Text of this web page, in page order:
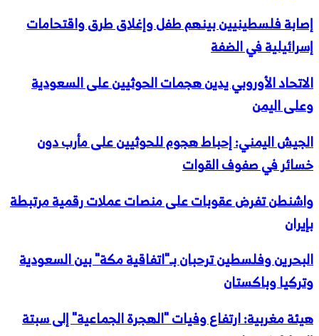
إصابة فلسطينيين بينهم طفل وإغلاق طرق واقتحامات
إسرائيلية في الضفة
الاتحاد الأوروبي يدين هجمات الحوثيين على السعودية
وعلى اليمن
الجيش اليمني: إحباط هجوم للحوثيين على مأرب دون
خسائر في صفوف القوات
واشنطن تفرض عقوبات على منصات عملات رقمية مرتبطة
بإيران
البحرين وفلسطين ترحبان بـ"اتفاقية مكة" بين السعودية
وتركيا وباكستان
هيئة مغربية: ارتفاع وفيات "الهجرة الجماعية" إلى سبتة